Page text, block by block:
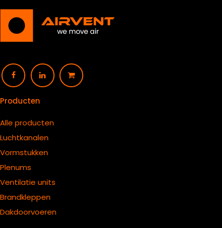
Producten
Alle producten
Luchtkanalen
Vormstukken
Plenums
Ventilatie units
Brandkleppen
Dakdoorvoeren